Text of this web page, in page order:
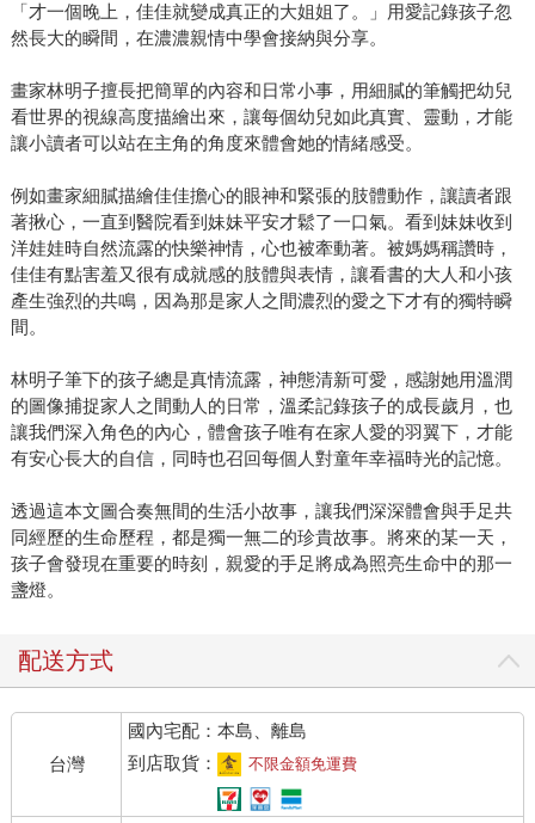
「才一個晚上，佳佳就變成真正的大姐姐了。」用愛記錄孩子忽
然長大的瞬間，在濃濃親情中學會接納與分享。
畫家林明子擅長把簡單的內容和日常小事，用細膩的筆觸把幼兒
看世界的視線高度描繪出來，讓每個幼兒如此真實、靈動，才能
讓小讀者可以站在主角的角度來體會她的情緒感受。
例如畫家細膩描繪佳佳擔心的眼神和緊張的肢體動作，讓讀者跟
著揪心，一直到醫院看到妹妹平安才鬆了一口氣。看到妹妹收到
洋娃娃時自然流露的快樂神情，心也被牽動著。被媽媽稱讚時，
佳佳有點害羞又很有成就感的肢體與表情，讓看書的大人和小孩
產生強烈的共鳴，因為那是家人之間濃烈的愛之下才有的獨特瞬
間。
林明子筆下的孩子總是真情流露，神態清新可愛，感謝她用溫潤
的圖像捕捉家人之間動人的日常，溫柔記錄孩子的成長歲月，也
讓我們深入角色的內心，體會孩子唯有在家人愛的羽翼下，才能
有安心長大的自信，同時也召回每個人對童年幸福時光的記憶。
透過這本文圖合奏無間的生活小故事，讓我們深深體會與手足共
同經歷的生命歷程，都是獨一無二的珍貴故事。將來的某一天，
孩子會發現在重要的時刻，親愛的手足將成為照亮生命中的那一
盞燈。
配送方式
台灣
國內宅配：本島、離島
到店取貨：
不限金額免運費